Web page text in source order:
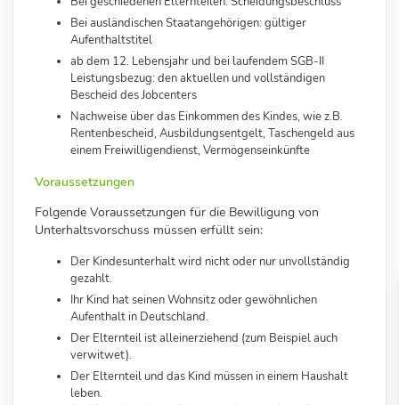
Bei ausländischen Staatangehörigen: gültiger
Aufenthaltstitel
ab dem 12. Lebensjahr und bei laufendem SGB-II
Leistungsbezug: den aktuellen und vollständigen
Bescheid des Jobcenters
Nachweise über das Einkommen des Kindes, wie z.B.
Rentenbescheid, Ausbildungsentgelt, Taschengeld aus
einem Freiwilligendienst, Vermögenseinkünfte
Voraussetzungen
Folgende Voraussetzungen für die Bewilligung von
Unterhaltsvorschuss müssen erfüllt sein:
Der Kindesunterhalt wird nicht oder nur unvollständig
gezahlt.
Ihr Kind hat seinen Wohnsitz oder gewöhnlichen
Aufenthalt in Deutschland.
Der Elternteil ist alleinerziehend (zum Beispiel auch
verwitwet).
Der Elternteil und das Kind müssen in einem Haushalt
leben.